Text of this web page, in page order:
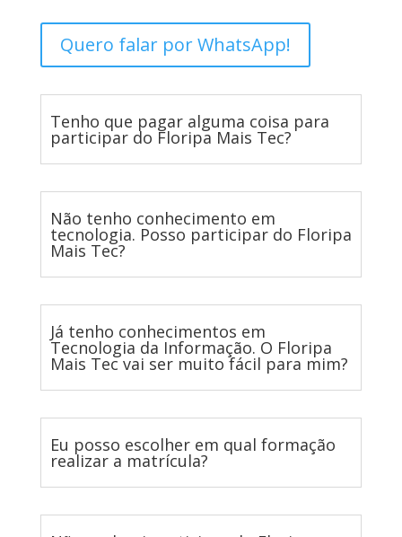
Quero falar por WhatsApp!
Tenho que pagar alguma coisa para
participar do Floripa Mais Tec?
Não tenho conhecimento em
tecnologia. Posso participar do Floripa
Mais Tec?
Já tenho conhecimentos em
Tecnologia da Informação. O Floripa
Mais Tec vai ser muito fácil para mim?
Eu posso escolher em qual formação
realizar a matrícula?